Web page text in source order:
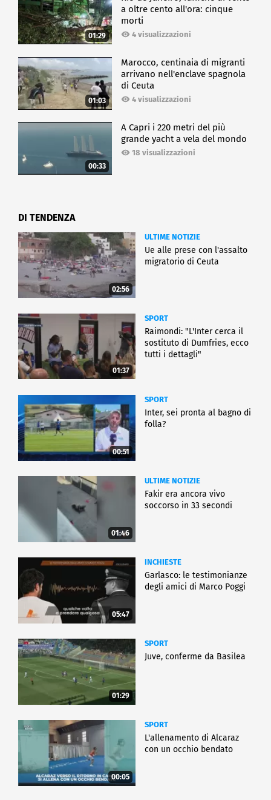
01:29
a oltre cento all'ora: cinque
morti
4 visualizzazioni
01:03
Marocco, centinaia di migranti
arrivano nell'enclave spagnola
di Ceuta
4 visualizzazioni
00:33
A Capri i 220 metri del più
grande yacht a vela del mondo
18 visualizzazioni
DI TENDENZA
02:56
ULTIME NOTIZIE
Ue alle prese con l'assalto
migratorio di Ceuta
01:37
SPORT
Raimondi: "L'Inter cerca il
sostituto di Dumfries, ecco
tutti i dettagli"
00:51
SPORT
Inter, sei pronta al bagno di
folla?
01:46
ULTIME NOTIZIE
Fakir era ancora vivo
soccorso in 33 secondi
05:47
INCHIESTE
Garlasco: le testimonianze
degli amici di Marco Poggi
01:29
SPORT
Juve, conferme da Basilea
00:05
SPORT
L'allenamento di Alcaraz
con un occhio bendato